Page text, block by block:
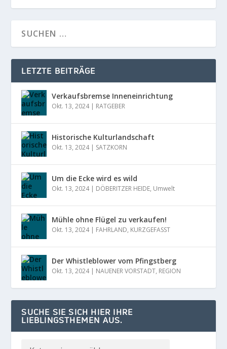
LETZTE BEITRÄGE
Verkaufsbremse Inneneinrichtung
Okt. 13, 2024| RATGEBER
Historische Kulturlandschaft
Okt. 13, 2024| SATZKORN
Um die Ecke wird es wild
Okt. 13, 2024| DÖBERITZER HEIDE, Umwelt
Mühle ohne Flügel zu verkaufen!
Okt. 13, 2024| FAHRLAND, KURZGEFASST
Der Whistleblower vom Pfingstberg
Okt. 13, 2024| NAUENER VORSTADT, REGION
SUCHE SIE SICH HIER IHRE
LIEBLINGSTHEMEN AUS.